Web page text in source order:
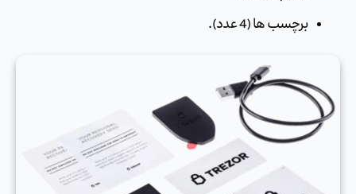
برچسب ها (4 عدد).